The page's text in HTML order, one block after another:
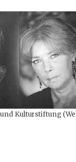
Kulturstiftung